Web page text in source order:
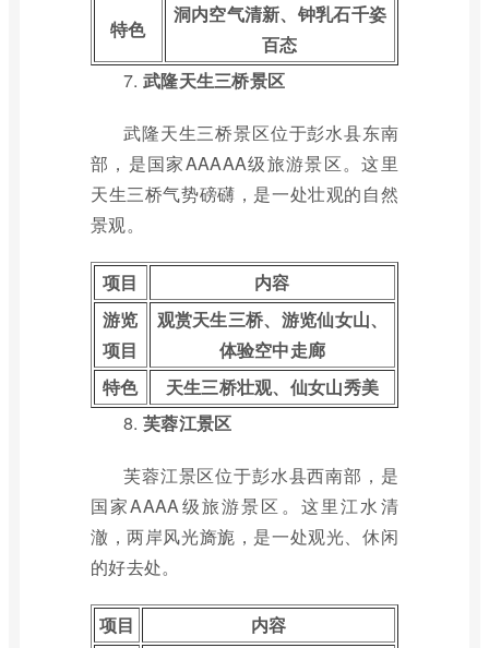
特色
洞内空气清新、钟乳石千姿
百态
7. 武隆天生三桥景区
武隆天生三桥景区位于彭水县东南
部，是国家AAAAA级旅游景区。这里
天生三桥气势磅礴，是一处壮观的自然
景观。
项目
内容
游览
项目
观赏天生三桥、游览仙女山、
体验空中走廊
特色
天生三桥壮观、仙女山秀美
8. 芙蓉江景区
芙蓉江景区位于彭水县西南部，是
国家AAAA级旅游景区。这里江水清
澈，两岸风光旖旎，是一处观光、休闲
的好去处。
项目
内容